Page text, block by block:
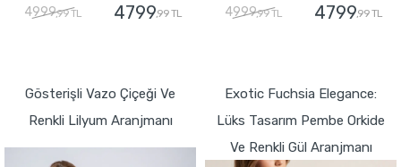
4999,99 TL 4799,99 TL 4999,99 TL 4799,99 TL
Gösterişli Vazo Çiçeği Ve
Renkli Lilyum Aranjmanı
Exotic Fuchsia Elegance:
Lüks Tasarım Pembe Orkide
Ve Renkli Gül Aranjmanı